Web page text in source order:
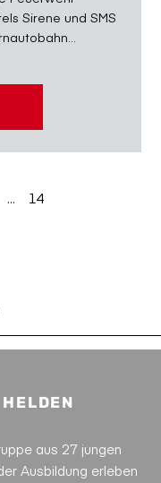
Sirene und SMS
... 14
aus 27 jungen
Ausbildung erleben